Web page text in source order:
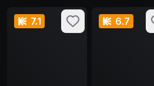
7.1 6.7